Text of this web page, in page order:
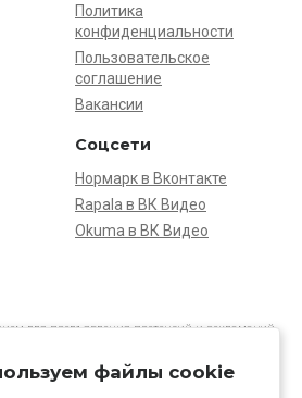
Политика
конфиденциальности
Пользовательское
соглашение
Вакансии
Соцсети
Нормарк в Вконтакте
Rapala в ВК Видео
Okuma в ВК Видео
для предъявления претензий и рекламаций,
могут отличаться от указанных на сайте.
7728172512 ОГРН 1037739603505
файлы cookie